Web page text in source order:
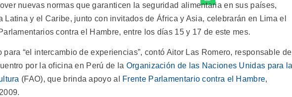
nuevas normas que garanticen la seguridad alimentaria en sus países,
Latina y el Caribe, junto con invitados de África y Asia, celebrarán en Lima el
contra el Hambre, entre los días 15 y 17 de este mes.
para “el intercambio de experiencias”, contó Aitor Las Romero, responsable de
por la oficina en Perú de la Organización de las Naciones Unidas para la
(FAO), que brinda apoyo al Frente Parlamentario contra el Hambre,